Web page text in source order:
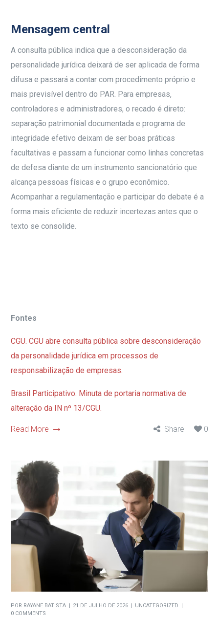
Mensagem central
A consulta pública indica que a desconsideração da
personalidade jurídica deixará de ser aplicada de forma
difusa e passará a contar com procedimento próprio e
mais previsível dentro do PAR. Para empresas,
controladores e administradores, o recado é direto:
separação patrimonial documentada e programa de
integridade efetivo deixam de ser boas práticas
facultativas e passam a funcionar como linhas concretas
de defesa diante de um instrumento sancionatório que
alcança pessoas físicas e o grupo econômico.
Acompanhar a regulamentação e participar do debate é a
forma mais eficiente de reduzir incertezas antes que o
texto se consolide.
Fontes
CGU. CGU abre consulta pública sobre desconsideração
da personalidade jurídica em processos de
responsabilização de empresas.
Brasil Participativo. Minuta de portaria normativa de
alteração da IN nº 13/CGU.
Read More Share 0
POR RAYANE BATISTA 21 DE JULHO DE 2026
UNCATEGORIZED
0 COMMENTS